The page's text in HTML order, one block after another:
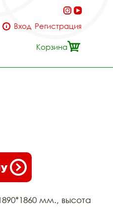
Вход Регистрация
Корзина
мм., высота